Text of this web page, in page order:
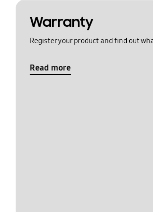
Warranty
Register your product and find out
Read more